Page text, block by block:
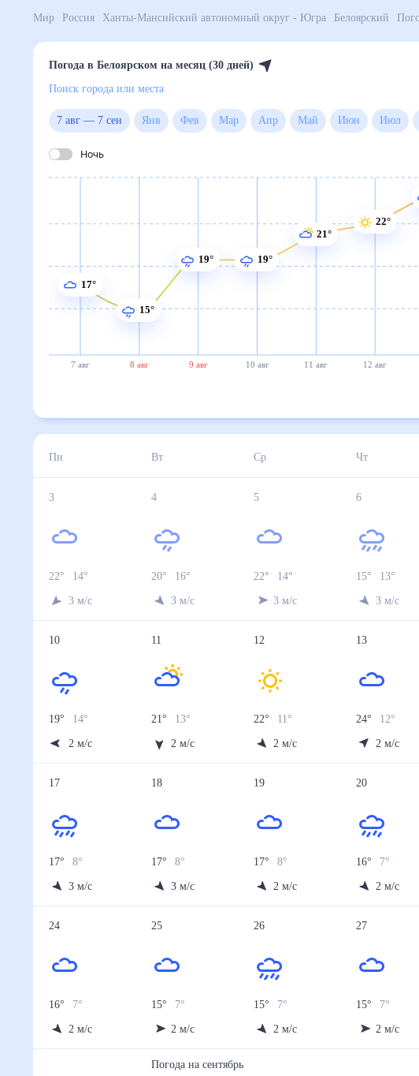
Мир Россия Ханты-Мансийский автономный округ - Югра
Погода в Белоярском на месяц (30 дней)
Поиск города или места
7 авг—7 сен Янв Фев Мар Апр Май Июн
Ночь
7 авг 8 авг 9 авг 10 авг 11 авг 12 авг
17°
15°
19° 19°
21°
22°
Пн Вт Ср Чт
3
22° 14°
3 м/с
4
20° 16°
3 м/с
5
22° 14°
3 м/с
6
15° 13°
3 м/с
10
19° 14°
2 м/с
11
21° 13°
2 м/с
12
22° 11°
2 м/с
13
24° 12°
2 м/с
17
17° 8°
3 м/с
18
17° 8°
3 м/с
19
17° 8°
2 м/с
20
16° 7°
2 м/с
24
16° 7°
2 м/с
25
15° 7°
2 м/с
26
15° 7°
2 м/с
27
15° 7°
2 м/с
Погода насентябрь